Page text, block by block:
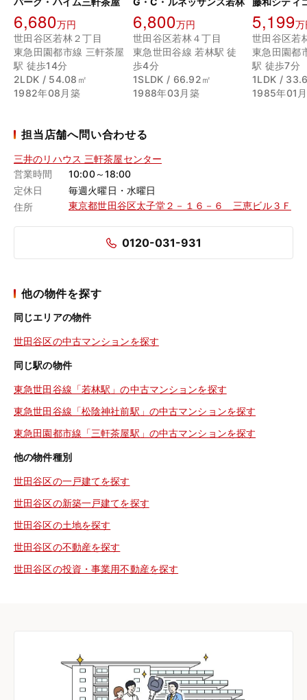
6,680万円
世田谷区若林２丁目
東急田園都市線 三軒茶屋
駅 徒歩14分
2LDK / 54.08㎡
1982年08月築
6,800万円
世田谷区若林４丁目
東急世田谷線 若林駅 徒
歩4分
1SLDK / 66.92㎡
1988年03月築
5,199万
世田谷区若
東急田園都
駅 徒歩7分
1LDK /
1985年01
担当店舗へ問い合わせる
三井のリハウス 三軒茶屋センター
営業時間
10:00～18:00
定休日
毎週火曜日・水曜日
住所
東京都世田谷区太子堂２－１６－６ 三恵ビル３Ｆ
0120-031-931
他の物件を探す
同じエリアの物件
世田谷区の中古マンションを探す
同じ駅の物件
東急世田谷線「若林駅」の中古マンションを探す
東急世田谷線「松陰神社前駅」の中古マンションを探す
東急田園都市線「三軒茶屋駅」の中古マンションを探す
他の物件種別
世田谷区の一戸建てを探す
世田谷区の新築一戸建てを探す
世田谷区の土地を探す
世田谷区の不動産を探す
世田谷区の投資・事業用不動産を探す